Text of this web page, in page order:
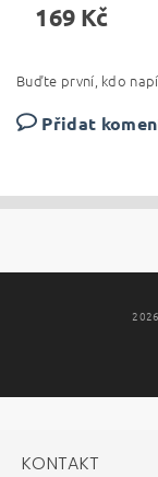
169 Kč
Buďte první, kdo
Přidat
KONTAKT